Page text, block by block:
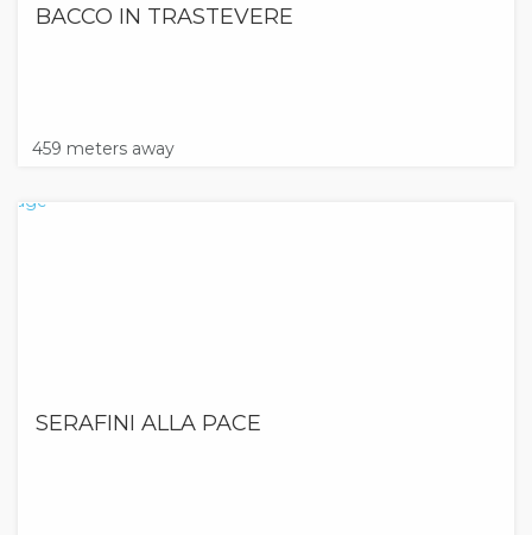
BACCO IN TRASTEVERE
459 meters away
SERAFINI ALLA PACE